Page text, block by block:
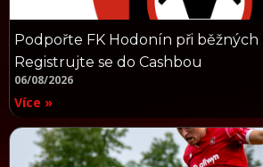
Podpořte FK Hodonín při
Registrujte se do Cashbou
06/08/2026
Více »